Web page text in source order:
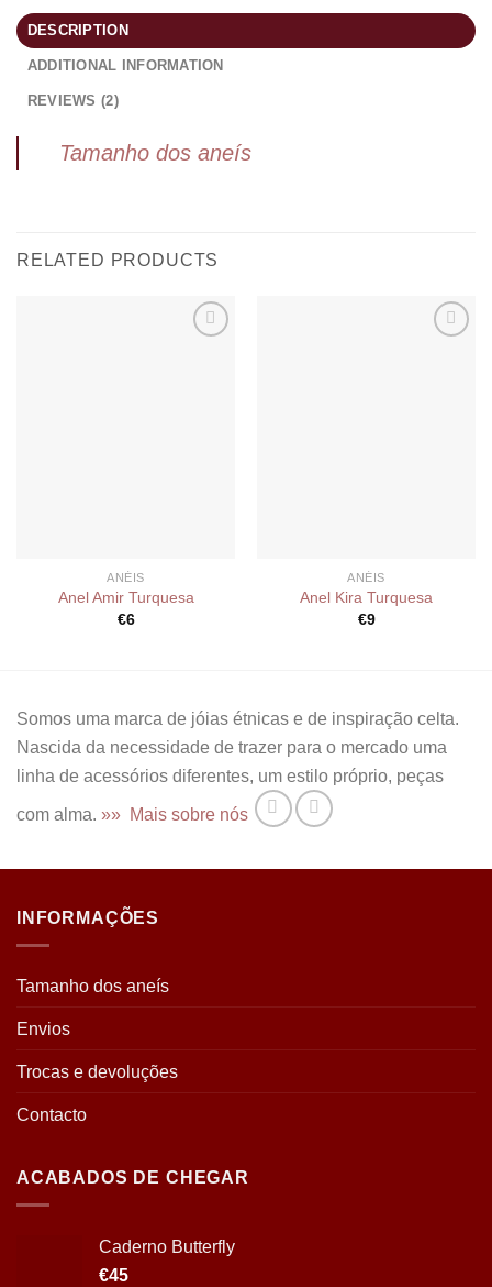
DESCRIPTION
ADDITIONAL INFORMATION
REVIEWS (2)
Tamanho dos aneís
RELATED PRODUCTS
ANÉIS
Anel Amir Turquesa
€6
ANÉIS
Anel Kira Turquesa
€9
Somos uma marca de jóias étnicas e de inspiração celta.
Nascida da necessidade de trazer para o mercado uma
linha de acessórios diferentes, um estilo próprio, peças
com alma. »» Mais sobre nós
INFORMAÇÕES
Tamanho dos aneís
Envios
Trocas e devoluções
Contacto
ACABADOS DE CHEGAR
Caderno Butterfly
€45